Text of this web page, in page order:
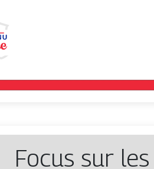
Focus sur